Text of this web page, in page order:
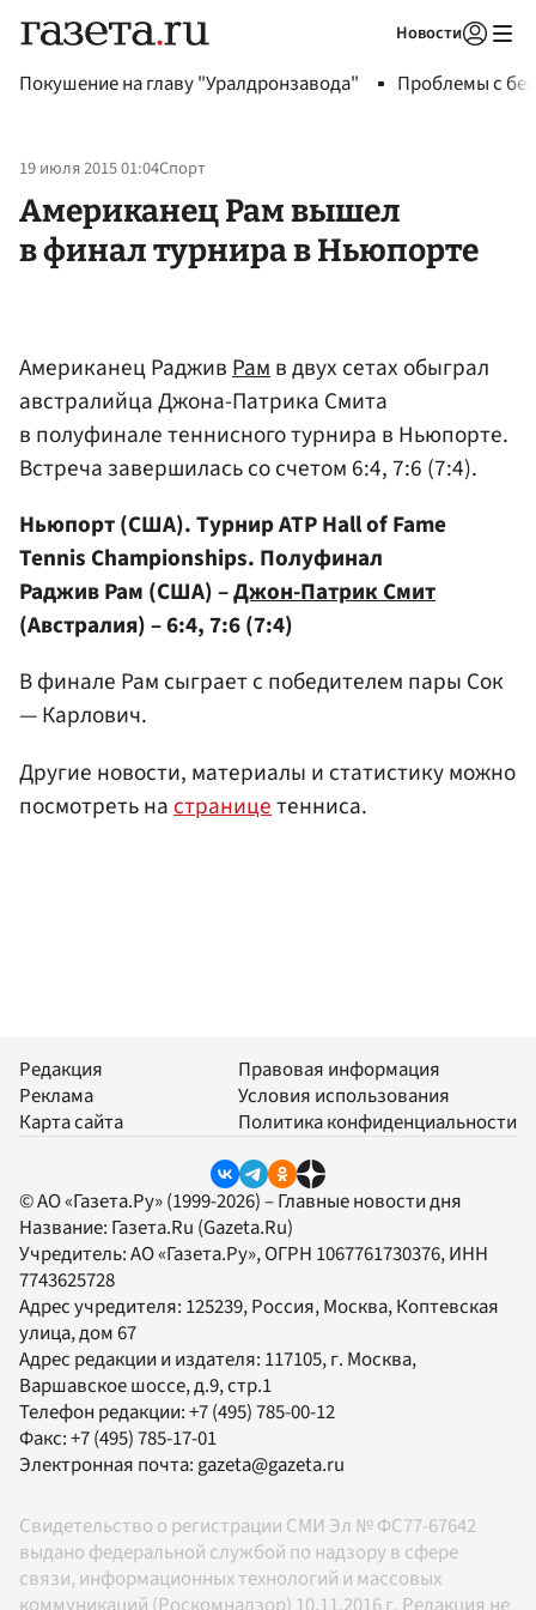
Новости
Покушение на главу "Уралдронзавода" Проблемы с
19 июля 2015 01:04Спорт
Американец Рам вышел
в финал турнира в Ньюпорте
Американец РадживРамв двух сетах обыграл
австралийца Джона-Патрика Смита
в полуфинале теннисного турнира в Ньюпорте.
Встреча завершилась со счетом 6:4, 7:6 (7:4).
Ньюпорт (США). Турнир ATP Hall of Fame
Tennis Championships. Полуфинал
Раджив Рам (США) –Джон-Патрик Смит
(Австралия) – 6:4, 7:6 (7:4)
В финале Рам сыграет с победителем пары Сок
— Карлович.
Другие новости, материалы и статистику можно
посмотреть на страницетенниса.
Редакция
Реклама
Карта сайта
Правовая информация
Условия использования
Политика конфиденциальности
© АО «Газета.Ру» (1999-2026) – Главные новости дня
Название: Газета.Ru (Gazeta.Ru)
Учредитель:АО «Газета.Ру», ОГРН 1067761730376, ИНН
7743625728
Адрес учредителя: 125239, Россия, Москва, Коптевская
улица, дом 67
Адрес редакции и издателя: 117105, г. Москва,
Варшавское шоссе, д.9, стр.1
Телефон редакции:+7 (495) 785-00-12
Факс:+7 (495) 785-17-01
Электронная почта:gazeta@gazeta.ru
Свидетельство о регистрации СМИ Эл № ФС77-67642
выдано федеральной службой по надзору в сфере
связи, информационных технологий и массовых